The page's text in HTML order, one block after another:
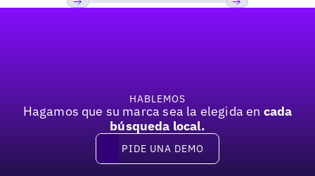
HABLEMOS
Hagamos que su marca sea la elegida en cada
búsqueda local.
Pide una demo
PIDE UNA DEMO